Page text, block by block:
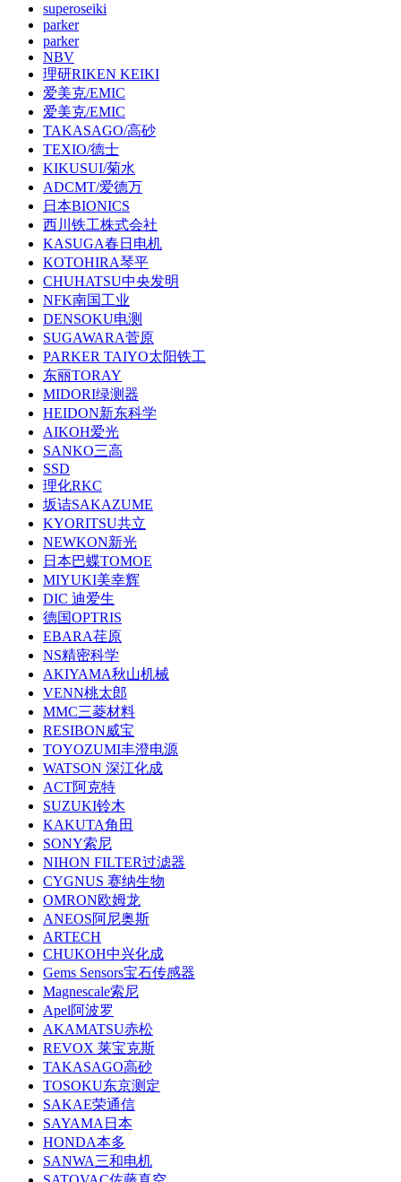
superoseiki
parker
parker
NBV
理研RIKEN KEIKI
爱美克/EMIC
爱美克/EMIC
TAKASAGO/高砂
TEXIO/德士
KIKUSUI/菊水
ADCMT/爱德万
日本BIONICS
西川铁工株式会社
KASUGA春日电机
KOTOHIRA琴平
CHUHATSU中央发明
NFK南国工业
DENSOKU电测
SUGAWARA菅原
PARKER TAIYO太阳铁工
东丽TORAY
MIDORI绿测器
HEIDON新东科学
AIKOH爱光
SANKO三高
SSD
理化RKC
坂诘SAKAZUME
KYORITSU共立
NEWKON新光
日本巴蝶TOMOE
MIYUKI美幸辉
DIC 迪爱生
德国OPTRIS
EBARA荏原
NS精密科学
AKIYAMA秋山机械
VENN桃太郎
MMC三菱材料
RESIBON威宝
TOYOZUMI丰澄电源
WATSON 深江化成
ACT阿克特
SUZUKI铃木
KAKUTA角田
SONY索尼
NIHON FILTER过滤器
CYGNUS 赛纳生物
OMRON欧姆龙
ANEOS阿尼奥斯
ARTECH
CHUKOH中兴化成
Gems Sensors宝石传感器
Magnescale索尼
Apel阿波罗
AKAMATSU赤松
REVOX 莱宝克斯
TAKASAGO高砂
TOSOKU东京测定
SAKAE荣通信
SAYAMA日本
HONDA本多
SANWA三和电机